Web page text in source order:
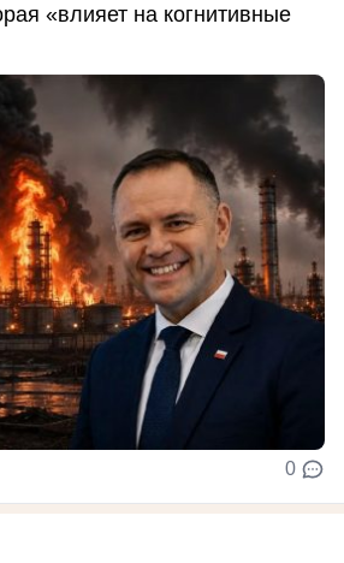
«влияет на когнитивные
0